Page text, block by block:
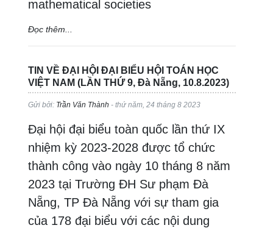
mathematical societies
Đọc thêm...
TIN VỀ ĐẠI HỘI ĐẠI BIỂU HỘI TOÁN HỌC
VIỆT NAM (LẦN THỨ 9, Đà Nẵng, 10.8.2023)
Gửi bởi: Trần Văn Thành - thứ năm, 24 tháng 8 2023
Đại hội đại biểu toàn quốc lần thứ IX
nhiệm kỳ 2023-2028 được tổ chức
thành công vào ngày 10 tháng 8 năm
2023 tại Trường ĐH Sư phạm Đà
Nẵng, TP Đà Nẵng với sự tham gia
của 178 đại biểu với các nội dung